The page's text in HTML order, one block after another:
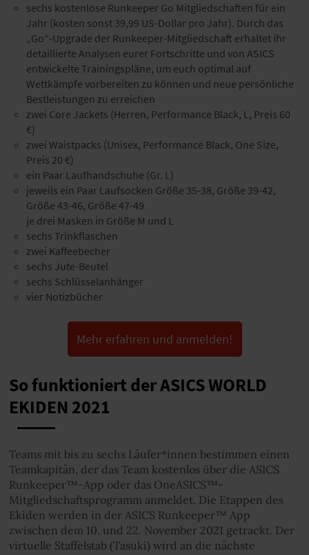
sechs kostenlose Runkeeper Go Mitgliedschaften für ein
Jahr (kosten sonst 39,99 US-Dollar pro Jahr). Durch das
„Go“-Upgrade der Runkeeper-Mitgliedschaft erhaltet ihr
detaillierte Analysen eurer Fortschritte und von ASICS
entwickelte Trainingspläne, um euch optimal auf
Wettkämpfe vorbereiten zu können und neue persönliche
Bestleistungen zu erreichen
zwei Core Jackets (Herren, Performance Black, L, Preis 60
€)
zwei Waistpacks (Unisex, Performance Black, One Size,
Preis 20 €)
ein Paar Laufhandschuhe (Gr. L)
jeweils ein Paar Laufsocken Größe 35-38, Größe 39-42,
Größe 43-46, Größe 47-49
je drei Masken in Größe M und L
sechs Trinkflaschen
zwei Kaffeebecher
sechs Jute-Beutel
sechs Schlüsselanhänger
vier Notizbücher
Mehr erfahren und anmelden!
So funktioniert der ASICS WORLD
EKIDEN 2021
Teams mit bis zu sechs Läufer*innen bestimmen einen
Teamkapitän, der das Team kostenlos über die ASICS
Runkeeper™-App oder das OneASICS™-
Mitgliedschaftsprogramm anmeldet. Die Etappen des
Ekiden werden in der ASICS Runkeeper™ App
zwischen dem 10. und 22. November 2021 getrackt. Der
virtuelle Staffelstab (Tasuki) wird an die nächste